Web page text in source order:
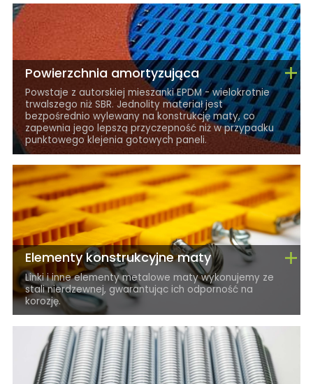
Powierzchnia amortyzująca
Powstaje z autorskiej mieszanki EPDM - wielokrotnie
trwalszego niż SBR. Jednolity materiał jest
bezpośrednio wylewany na konstrukcję maty, co
zapewnia jego lepszą przyczepność niż w przypadku
punktowego klejenia gotowych paneli.
Elementy konstrukcyjne maty
Linki i inne elementy metalowe maty wykonujemy ze
stali nierdzewnej, gwarantując ich odporność na
korozję.